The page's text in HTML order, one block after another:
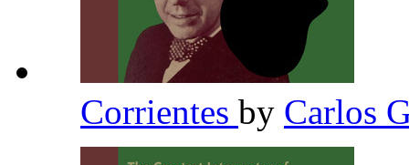
Corrientes by Carlos